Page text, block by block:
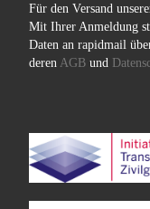
Für den Versand
Mit Ihrer Anmeldung
Daten an rapidmail
deren AGBund